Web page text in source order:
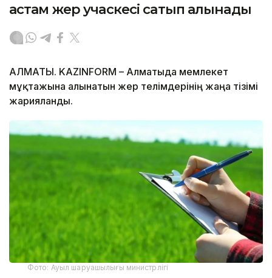
астам жер учаскесі сатып алынады
АЛМАТЫ. KAZINFORM – Алматыда мемлекет
мұқтажына алынатын жер телімдерінің жаңа тізімі
жарияланды.
Фото: Ауыл шаруашылығы министрлігі